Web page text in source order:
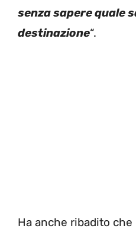
senza sapere quale
destinazione“.
Ha anche ribadito che